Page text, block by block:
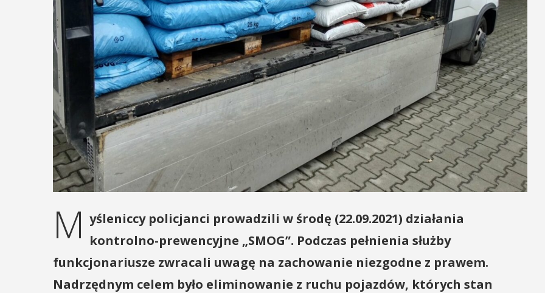
M yśleniccy policjanci prowadzili w środę (22.09.2021) działania
kontrolno-prewencyjne „SMOG”. Podczas pełnienia służby
funkcjonariusze zwracali uwagę na zachowanie niezgodne z prawem.
Nadrzędnym celem było eliminowanie z ruchu pojazdów, których stan